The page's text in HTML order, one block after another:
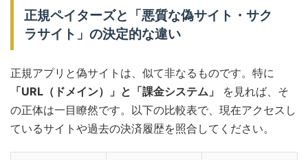
正規ペイターズと「悪質な偽サイト・サク
ラサイト」の決定的な違い
正規アプリと偽サイトは、似て非なるものです。特に
「URL（ドメイン）」と「課金システム」
を見れば、そ
の正体は一目瞭然です。以下の比較表で、現在アクセスし
ているサイトや過去の決済履歴を照合してください。